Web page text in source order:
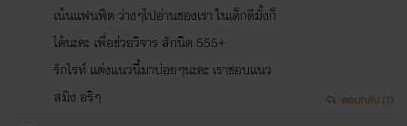
เน้นแฟนฟืต ว่างๆไปอ่านชองเรา ในเด็กดีมั้งก็
ได้นะคะ เพื่อช่วยวิจาร สักนิด 555+
รักไรท์ แต่งแนวนี้มาบ่อยๆนะคะ เราชอบแนว
สมิง อริๆ
ตอบกลับ (1)